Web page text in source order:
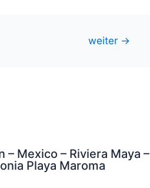
weiter →
– Mexico – Riviera Maya –
Playa Maroma